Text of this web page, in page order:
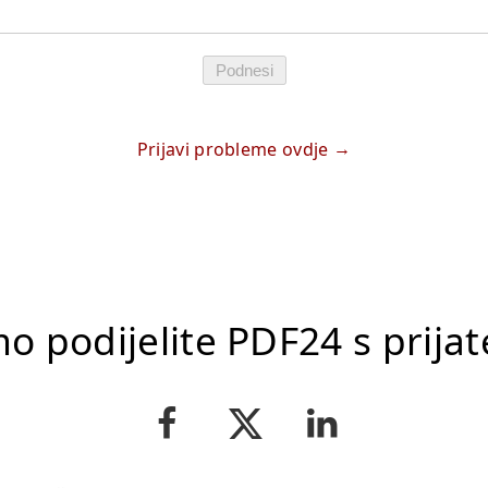
Podnesi
Prijavi probleme ovdje
podijelite PDF24 s